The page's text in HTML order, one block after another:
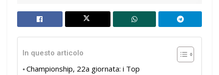
In questo articolo
Championship, 22a giornata: i Top